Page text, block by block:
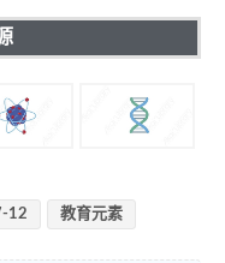
12 教育元素